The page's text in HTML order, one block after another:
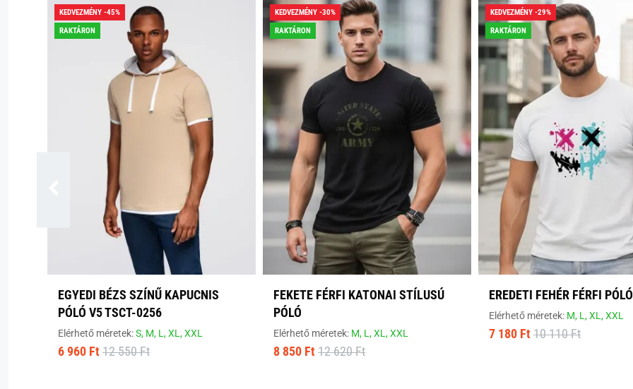
KEDVEZMÉNY -45%
RAKTÁRON
EGYEDI BÉZS SZÍNŰ KAPUCNIS
PÓLÓ V5 TSCT-0256
Elérhető méretek:S, M, L,XL,XXL
6 960 Ft 12 550 Ft
KEDVEZMÉNY -30%
RAKTÁRON
FEKETE FÉRFI KATONAI STÍLUSÚ
PÓLÓ
Elérhető méretek: M, L,XL,XXL
8 850 Ft 12 620 Ft
KEDVEZMÉNY -29%
RAKTÁRON
EREDETI FEHÉR FÉRFI PÓLÓ
Elérhető méretek: M, L,XL,XXL
7 180 Ft 10 110 Ft